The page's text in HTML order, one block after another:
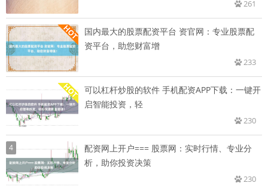
261
国内最大的股票配资平台 资官网：专业股票配
资平台，助您财富增
233
可以杠杆炒股的软件 手机配资APP下载：一键开
启智能投资，轻
230
4
配资网上开户=== 股票网：实时行情、专业分
析，助你投资决策
230